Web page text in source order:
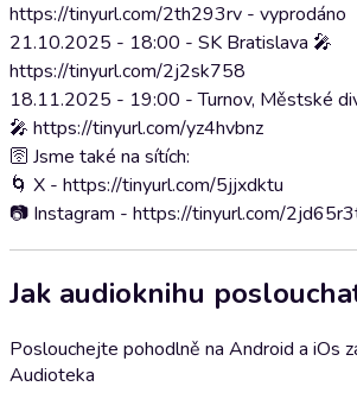
https://tinyurl.com/2th293rv - vyprodáno
21.10.2025 - 18:00 - SK Bratislava 🎤
https://tinyurl.com/2j2sk758
18.11.2025 - 19:00 - Turnov, Městské
🎤 https://tinyurl.com/yz4hvbnz
🛜 Jsme také na sítích:
🌀 X - https://tinyurl.com/5jjxdktu
📷 Instagram - https://tinyurl.com/
Jak audioknihu
Poslouchejte pohodlně na Android a iOs
Audioteka